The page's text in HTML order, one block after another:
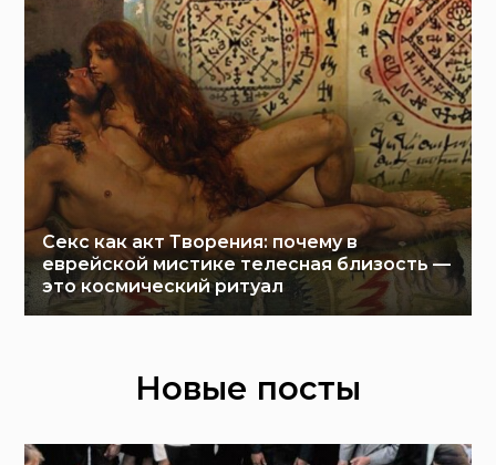
Секс как акт Творения: почему в
еврейской мистике телесная близость —
это космический ритуал
Новые посты